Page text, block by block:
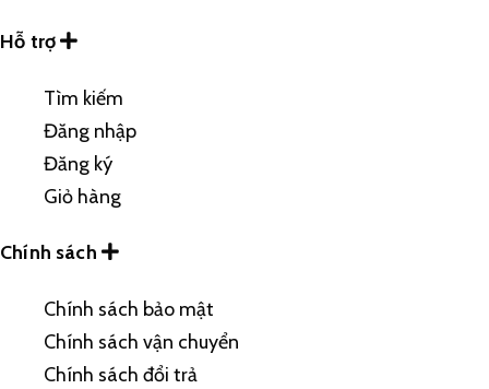
Hỗ trợ
Tìm kiếm
Đăng nhập
Đăng ký
Giỏ hàng
Chính sách
Chính sách bảo mật
Chính sách vận chuyển
Chính sách đổi trả